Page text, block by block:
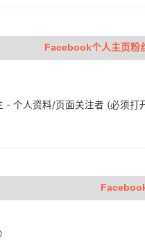
Facebook个人主页粉
- 个人资料/页面关注者 (必须打